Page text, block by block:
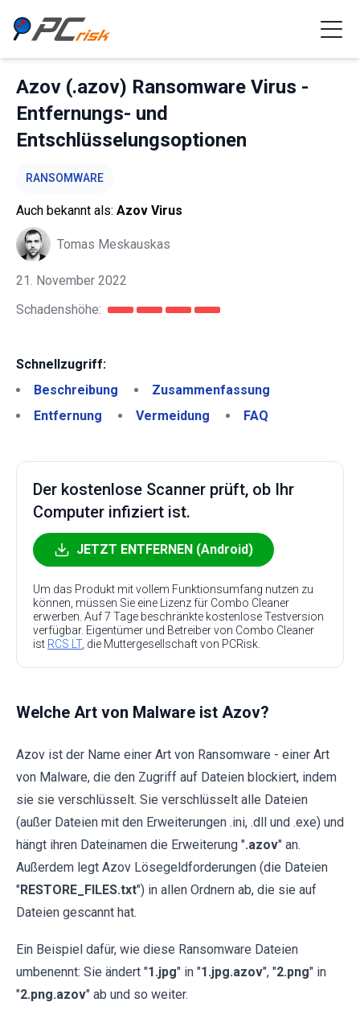
Azov (.azov) Ransomware Virus -
Entfernungs- und
Entschlüsselungsoptionen
RANSOMWARE
Auch bekannt als: Azov Virus
Tomas Meskauskas
21. November 2022
Schadenshöhe:
Schnellzugriff:
Beschreibung
Zusammenfassung
Entfernung
Vermeidung FAQ
Der kostenlose Scanner prüft, ob Ihr
Computer infiziert ist.
JETZT ENTFERNEN (Android)
Um das Produkt mit vollem Funktionsumfang nutzen zu
können, müssen Sie eine Lizenz für Combo Cleaner
erwerben. Auf 7 Tage beschränkte kostenlose Testversion
verfügbar. Eigentümer und Betreiber von Combo Cleaner
ist RCS LT, die Muttergesellschaft von PCRisk.
Welche Art von Malware ist Azov?
Azov ist der Name einer Art von Ransomware - einer Art
von Malware, die den Zugriff auf Dateien blockiert, indem
sie sie verschlüsselt. Sie verschlüsselt alle Dateien
(außer Dateien mit den Erweiterungen .ini, .dll und .exe) und
hängt ihren Dateinamen die Erweiterung ".azov" an.
Außerdem legt Azov Lösegeldforderungen (die Dateien
"RESTORE_FILES.txt") in allen Ordnern ab, die sie auf
Dateien gescannt hat.
Ein Beispiel dafür, wie diese Ransomware Dateien
umbenennt: Sie ändert "1.jpg" in "1.jpg.azov", "2.png" in
"2.png.azov" ab und so weiter.